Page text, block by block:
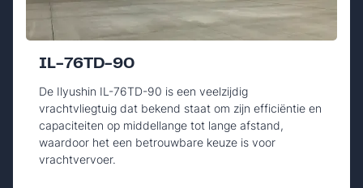
IL-76TD-90
De Ilyushin IL-76TD-90 is een veelzijdig
vrachtvliegtuig dat bekend staat om zijn efficiëntie en
capaciteiten op middellange tot lange afstand,
waardoor het een betrouwbare keuze is voor
vrachtvervoer.